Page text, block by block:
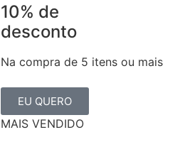
10% de
desconto
Na compra de 5 itens ou mais
EU QUERO
MAIS VENDIDO